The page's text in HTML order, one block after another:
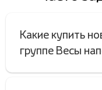
Какие купить
группе Весы